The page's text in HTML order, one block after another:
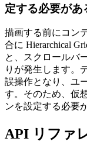
定する必要があ
描画する前にコン
合に Hierarchical
と、スクロールバ
りが発生します。
誤操作となり、ユ
す。そのため、仮
ンを設定する必要
API リファ